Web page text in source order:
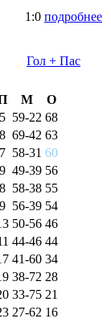
1:0 подробнее
Гол + Пас
М
О
5 59-22 68
8 69-42 63
7 58-31 60
9 49-39 56
8 58-38 55
9 56-39 54
50-56 46
44-46 44
41-60 34
38-72 28
33-75 21
27-62 16